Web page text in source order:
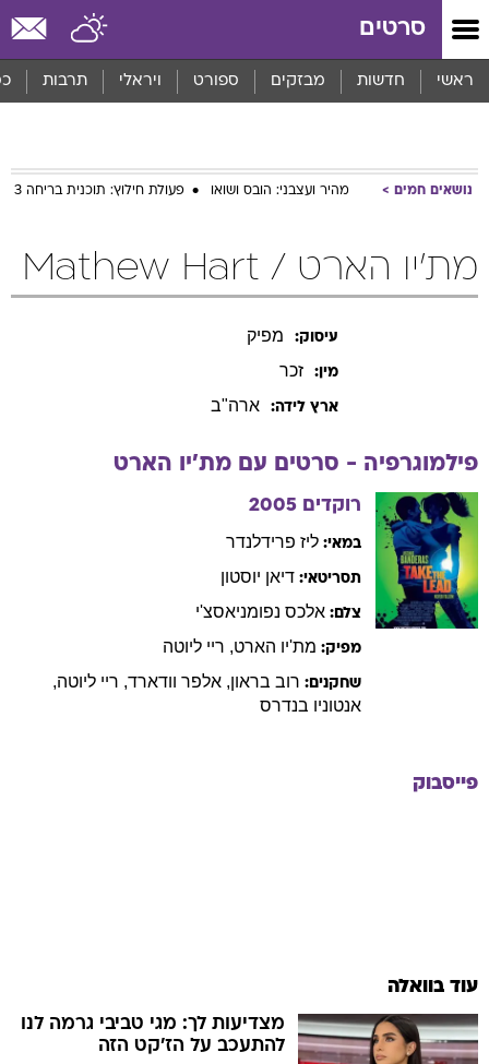
סרטים
ראשי חדשות מבזקים ספורט ויראלי תרבות
נושאים חמים מהיר ועצבני: הובס ושואו פעולת חילוץ: תוכנית בריחה 3
מת'יו הארט / Mathew Hart
עיסוק: מפיק
מין: זכר
ארץ לידה: ארה"ב
פילמוגרפיה - סרטים עם מת'יו הארט
רוקדים 2005
במאי: ליז פרידלנדר
תסריטאי: דיאן יוסטון
צלם: אלכס נפומניאסצ'י
מפיק: מת'יו הארט, ריי ליוטה
שחקנים: רוב בראון, אלפר וודארד, ריי ליוטה,
אנטוניו בנדרס
פייסבוק
עוד בוואלה
מצדיעות לך: מגי טביבי גרמה לנו
להתעכב על הז'קט הזה